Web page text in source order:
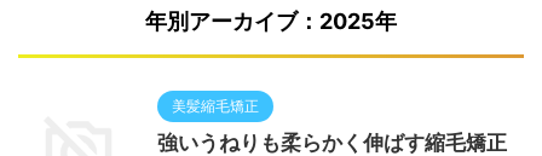
年別アーカイブ：2025年
美髪縮毛矯正
強いうねりも柔らかく伸ばす縮毛矯正